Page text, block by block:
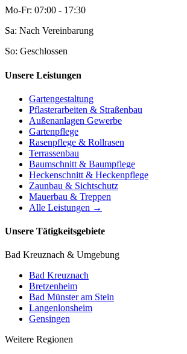
Mo-Fr: 07:00 - 17:30
Sa: Nach Vereinbarung
So: Geschlossen
Unsere Leistungen
Gartengestaltung
Pflasterarbeiten & Straßenbau
Außenanlagen Gewerbe
Gartenpflege
Rasenpflege & Rollrasen
Terrassenbau
Baumschnitt & Baumpflege
Heckenschnitt & Heckenpflege
Zaunbau & Sichtschutz
Mauerbau & Treppen
Alle Leistungen →
Unsere Tätigkeitsgebiete
Bad Kreuznach & Umgebung
Bad Kreuznach
Bretzenheim
Bad Münster am Stein
Langenlonsheim
Gensingen
Weitere Regionen